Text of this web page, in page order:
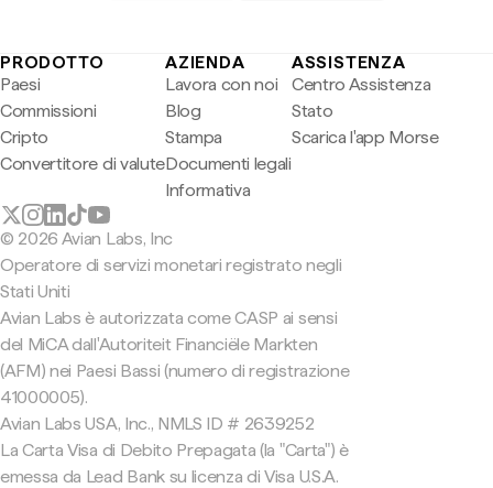
PRODOTTO
Paesi
Commissioni
Cripto
Convertitore di valute
AZIENDA
Lavora con noi
Blog
Stampa
Documenti legali
Informativa
ASSISTENZA
Centro Assistenza
Stato
Scarica l'app Morse
© 2026 Avian Labs, Inc
Operatore di servizi monetari registrato negli
Stati Uniti
Avian Labs è autorizzata come CASP ai sensi
del MiCA dall'Autoriteit Financiële Markten
(AFM) nei Paesi Bassi (numero di registrazione
41000005).
Avian Labs USA, Inc., NMLS ID # 2639252
La Carta Visa di Debito Prepagata (la "Carta") è
emessa da Lead Bank su licenza di Visa U.S.A.